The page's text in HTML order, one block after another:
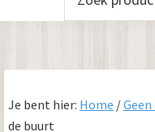
Je bent hier: Home /
de buurt